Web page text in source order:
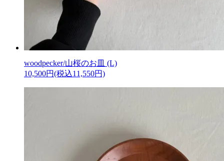
woodpecker/山桜のお皿 (L)
10,500円(税込11,550円)